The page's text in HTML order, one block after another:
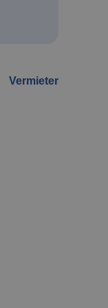
Vermieter